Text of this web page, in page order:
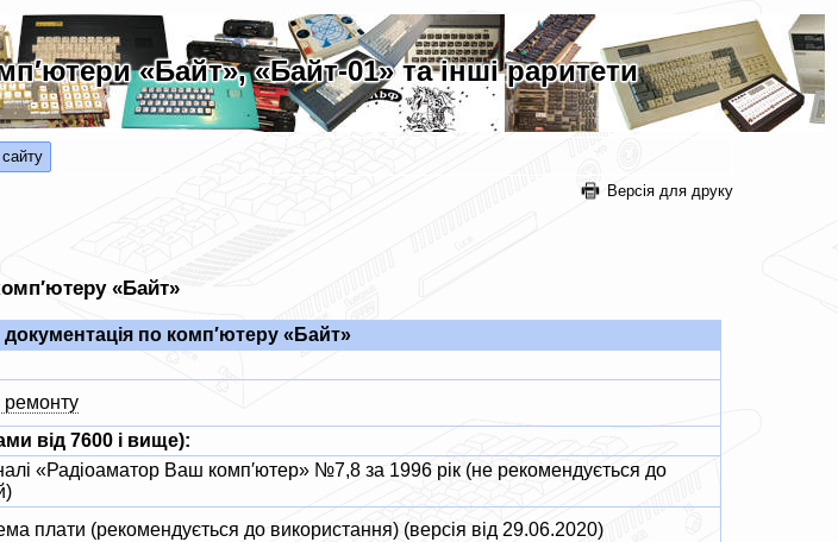
«Байт», «Байт-01» та інші раритети
Версія для друку
«Байт»
по комп′ютеру «Байт»
ремонту
від 7600 і вище):
«Радіоаматор Ваш комп′ютер» №7,8 за 1996 рік (не рекомендується до
плати (рекомендується до використання) (версія від 29.06.2020)